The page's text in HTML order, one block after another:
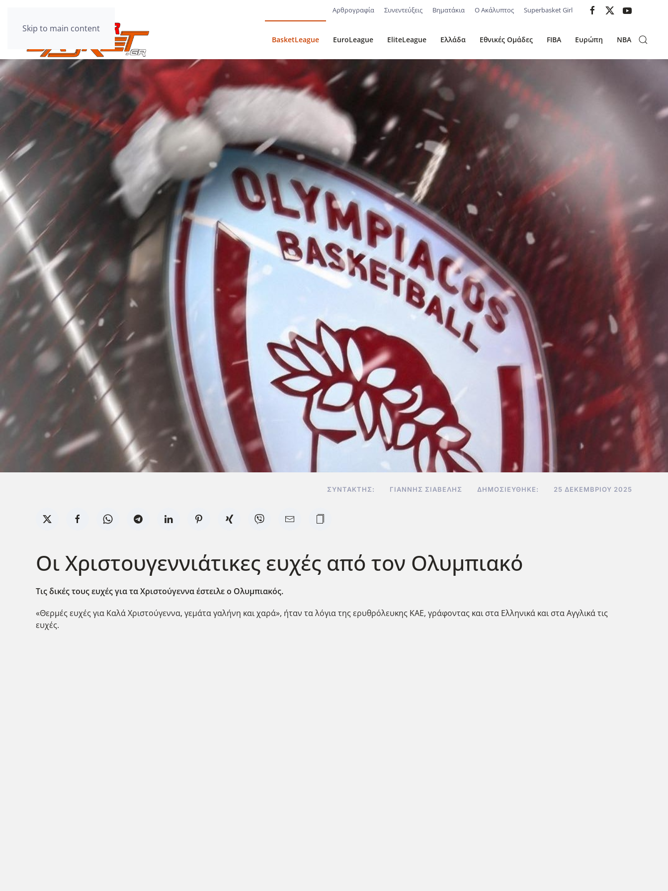
Skip to main content
Αρθρογραφία Συνεντεύξεις Βηματάκια Ο Ακάλυπτος Superbasket Girl
BasketLeague EuroLeague EliteLeague Ελλάδα Εθνικές Ομάδες FIBA Ευρώπη NBA
ΣΥΝΤΆΚΤΗΣ: ΓΙΆΝΝΗΣ ΣΙΑΒΕΛΉΣ ΔΗΜΟΣΙΕΎΘΗΚΕ: 25 ΔΕΚΕΜΒΡΊΟΥ 2025
Oι Χριστουγεννιάτικες ευχές από τον Ολυμπιακό
Τις δικές τους ευχές για τα Χριστούγεννα έστειλε ο Ολυμπιακός.
«Θερμές ευχές για Καλά Χριστούγεννα, γεμάτα γαλήνη και χαρά», ήταν τα λόγια της ερυθρόλευκης ΚΑΕ, γράφοντας και στα Ελληνικά και στα Αγγλικά τις
ευχές.